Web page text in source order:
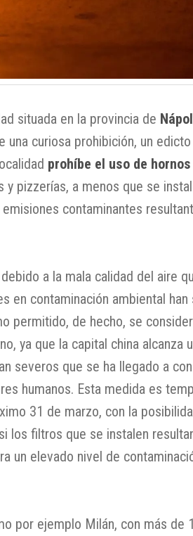
situada en la provincia de
una curiosa prohibición, un
prohíbe el uso de
y pizzerías, a menos que se
contaminantes
a la mala calidad del aire
en contaminación ambiental han
permitido, de hecho, se
ya que la capital china alcanza
severos que se ha llegado a
humanos. Esta medida es
31 de marzo, con la
los filtros que se instalen
un elevado nivel de
por ejemplo Milán, con más de